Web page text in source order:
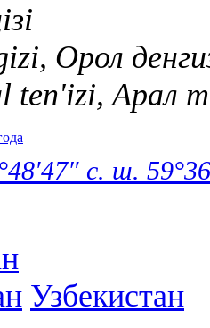
Орол
ten'izi, Арал
с. ш.
Узбекистан